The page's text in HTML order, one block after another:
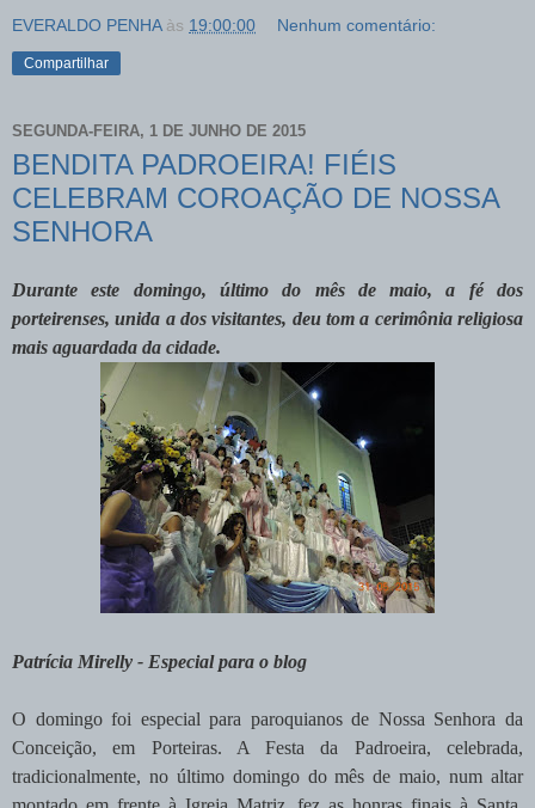
EVERALDO PENHA às 19:00:00 Nenhum comentário:
Compartilhar
SEGUNDA-FEIRA, 1 DE JUNHO DE 2015
BENDITA PADROEIRA! FIÉIS
CELEBRAM COROAÇÃO DE NOSSA
SENHORA
Durante este domingo, último do mês de maio, a fé dos
porteirenses, unida a dos visitantes, deu tom a cerimônia religiosa
mais aguardada da cidade.
Patrícia Mirelly - Especial para o blog
O domingo foi especial para paroquianos de Nossa Senhora da
Conceição, em Porteiras. A Festa da Padroeira, celebrada,
tradicionalmente, no último domingo do mês de maio, num altar